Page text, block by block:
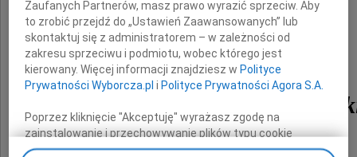
adw.
Joanny Agackiej-
Zaufanych Partnerów, masz prawo wyrazić sprzeciw. Aby
to zrobić przejdź do „Ustawień Zaawansowanych” lub
skontaktuj się z administratorem – w zależności od
zakresu sprzeciwu i podmiotu, wobec którego jest
kierowany. Więcej informacji znajdziesz w Polityce
Prywatności Wyborcza.pl i Polityce Prywatności Agora S.A.
Poprzez kliknięcie "Akceptuję" wyrażasz zgodę na
zainstalowanie i przechowywanie plików typu cookie
Wyborczej sp. z o. o. jej Zaufanych Partnerów i Agora S.A.